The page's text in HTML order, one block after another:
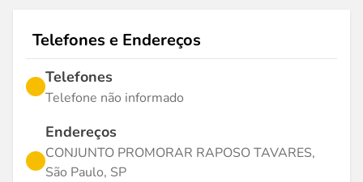
Telefones e Endereços
Telefones
Telefone não informado
Endereços
CONJUNTO PROMORAR RAPOSO TAVARES,
São Paulo, SP